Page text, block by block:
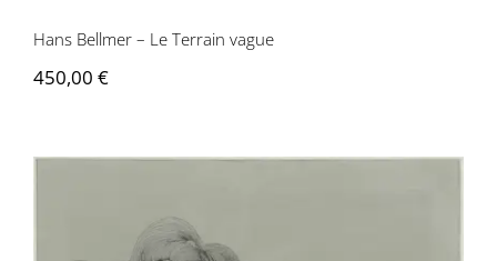
Hans Bellmer – Le Terrain vague
450,00 €